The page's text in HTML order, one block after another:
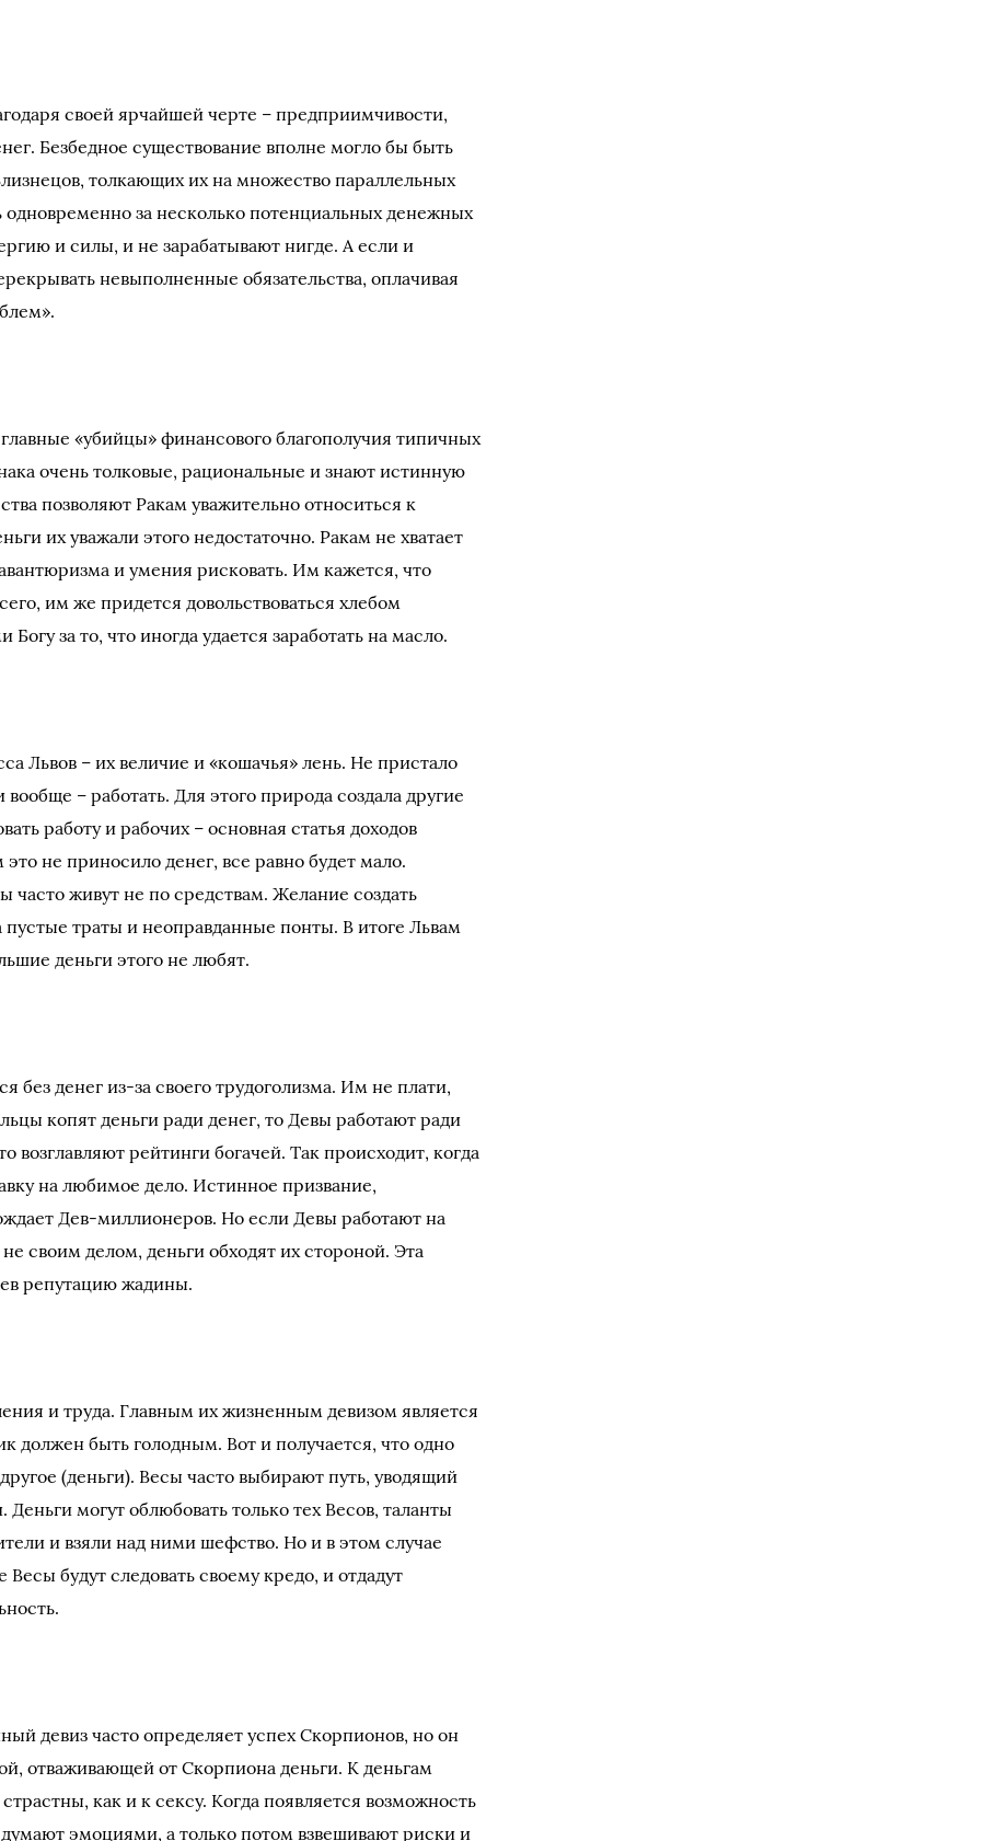
своей ярчайшей черте – предприимчивости,
Безбедное существование вполне могло бы быть
толкающих их на множество параллельных
одновременно за несколько потенциальных денежных
и силы, и не зарабатывают нигде. А если и
невыполненные обязательства, оплачивая
«убийцы» финансового благополучия типичных
очень толковые, рациональные и знают истинную
позволяют Ракам уважительно относиться к
их уважали этого недостаточно. Ракам не хватает
и умения рисковать. Им кажется, что
им же придется довольствоваться хлебом
за то, что иногда удается заработать на масло.
Львов – их величие и «кошачья» лень. Не пристало
– работать. Для этого природа создала другие
работу и рабочих – основная статья доходов
не приносило денег, все равно будет мало.
часто живут не по средствам. Желание создать
пустые траты и неоправданные понты. В итоге Львам
деньги этого не любят.
без денег из-за своего трудоголизма. Им не плати,
копят деньги ради денег, то Девы работают ради
возглавляют рейтинги богачей. Так происходит, когда
на любимое дело. Истинное призвание,
Дев-миллионеров. Но если Девы работают на
своим делом, деньги обходят их стороной. Эта
репутацию жадины.
и труда. Главным их жизненным девизом является
должен быть голодным. Вот и получается, что одно
(деньги). Весы часто выбирают путь, уводящий
могут облюбовать только тех Весов, таланты
и взяли над ними шефство. Но и в этом случае
будут следовать своему кредо, и отдадут
девиз часто определяет успех Скорпионов, но он
отваживающей от Скорпиона деньги. К деньгам
как и к сексу. Когда появляется возможность
эмоциями, а только потом взвешивают риски и